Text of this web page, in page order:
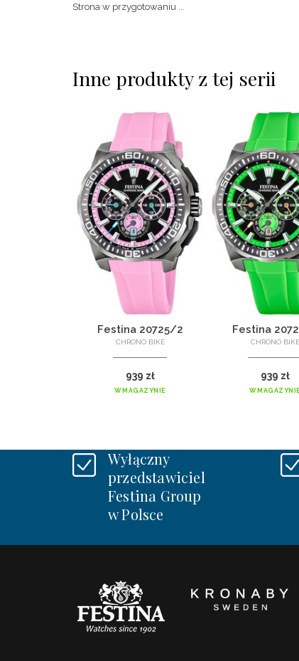
Strona w przygotowaniu ...
Inne produkty z tej serii
Festina 20725/2
CHRONO BIKE
939 zł
W MAGAZYNIE
Festina
CHRONO BIKE
939 zł
W
Wyłączny
przedstawiciel
Festina Group
w Polsce